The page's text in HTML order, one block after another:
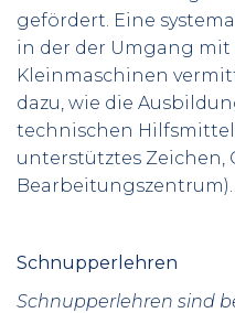
gefördert. Eine
in der der Umgang
Kleinmaschinen
dazu, wie die
technischen
unterstütztes Zeichen,
Bearbeitungszentrum).
Schnupperlehren
Schnupperlehren sind